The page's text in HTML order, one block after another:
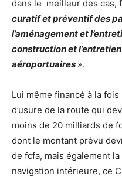
dans le meilleur des cas,
curatif et préventif des
l’aménagement et
construction et
aéroportuaires ».
Lui même financé à la fois
d’usure de la route qui
moins de 20 milliards de
dont le montant prévu
de fcfa, mais également
navigation intérieure, ce